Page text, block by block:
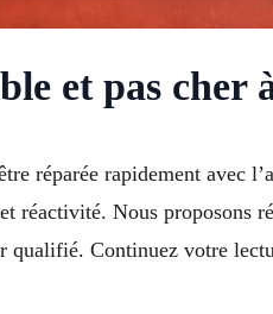
et pas cher
réparée rapidement avec
réactivité. Nous proposons
qualifié. Continuez votre